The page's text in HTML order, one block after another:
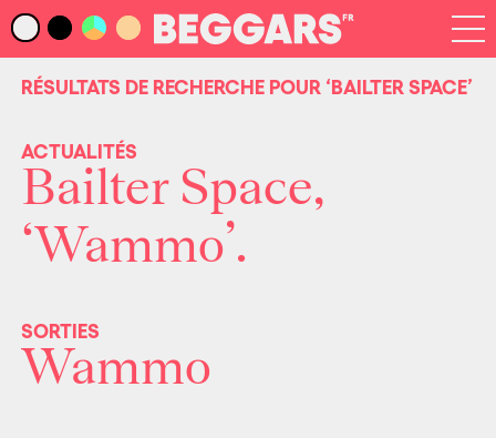
RÉSULTATS DE RECHERCHE POUR ‘BAILTER SPACE’
ACTUALITÉS
Bailter Space,
‘Wammo’.
SORTIES
Wammo